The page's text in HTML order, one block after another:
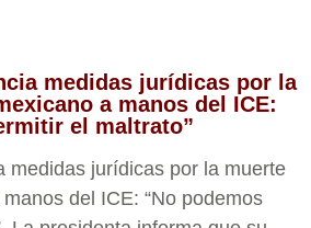
medidas jurídicas por la
a manos del ICE:
el maltrato”
medidas jurídicas por la muerte
del ICE: “No podemos